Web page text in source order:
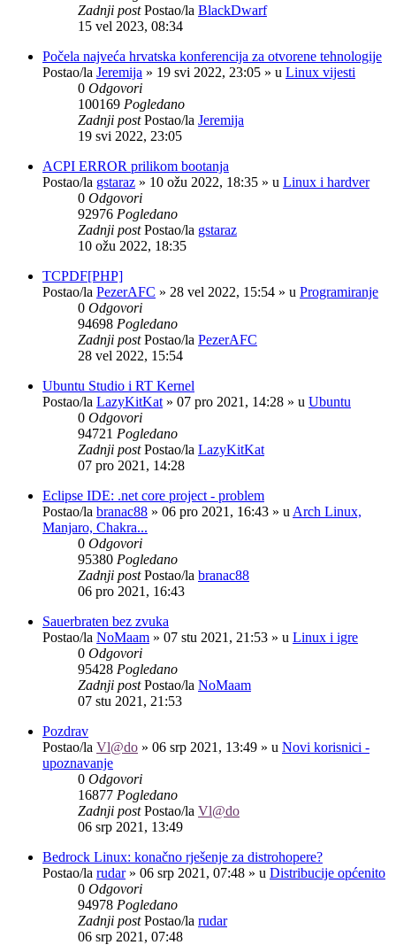
Zadnji postPostao/la BlackDwarf
15 vel 2023, 08:34
Počela najveća hrvatska konferencija za otvorene tehnologije
Postao/la Jeremija » 19 svi 2022, 23:05 » u Linux vijesti
0 Odgovori
100169 Pogledano
Zadnji postPostao/la Jeremija
19 svi 2022, 23:05
ACPI ERROR prilikom bootanja
Postao/la gstaraz » 10 ožu 2022, 18:35 » u Linux i hardver
0 Odgovori
92976 Pogledano
Zadnji postPostao/la gstaraz
10 ožu 2022, 18:35
TCPDF[PHP]
Postao/la PezerAFC » 28 vel 2022, 15:54 » u Programiranje
0 Odgovori
94698 Pogledano
Zadnji postPostao/la PezerAFC
28 vel 2022, 15:54
Ubuntu Studio i RT Kernel
Postao/la LazyKitKat » 07 pro 2021, 14:28 » u Ubuntu
0 Odgovori
94721 Pogledano
Zadnji postPostao/la LazyKitKat
07 pro 2021, 14:28
Eclipse IDE: .net core project - problem
Postao/la branac88 » 06 pro 2021, 16:43 » u Arch Linux,
Manjaro, Chakra...
0 Odgovori
95380 Pogledano
Zadnji postPostao/la branac88
06 pro 2021, 16:43
Sauerbraten bez zvuka
Postao/la NoMaam » 07 stu 2021, 21:53 » u Linux i igre
0 Odgovori
95428 Pogledano
Zadnji postPostao/la NoMaam
07 stu 2021, 21:53
Pozdrav
Postao/la Vl@do » 06 srp 2021, 13:49 » u Novi korisnici -
upoznavanje
0 Odgovori
16877 Pogledano
Zadnji postPostao/la Vl@do
06 srp 2021, 13:49
Bedrock Linux: konačno rješenje za distrohopere?
Postao/la rudar» 06 srp 2021, 07:48 » u Distribucije općenito
0 Odgovori
94978 Pogledano
Zadnji postPostao/la rudar
06 srp 2021, 07:48